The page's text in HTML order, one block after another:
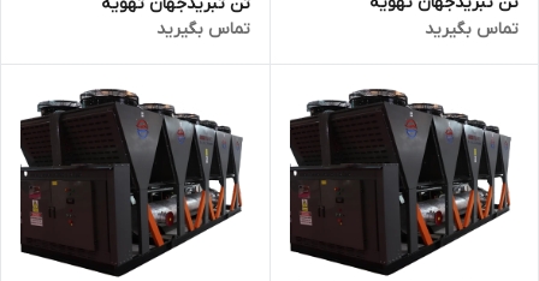
تماس بگیرید
تماس بگیرید